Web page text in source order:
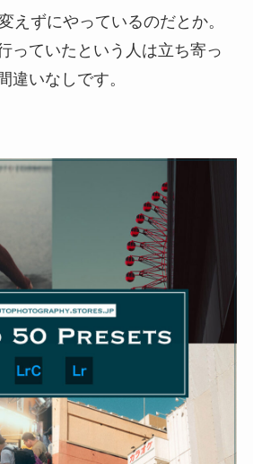
えずにやっているのだとか。
っていたという人は立ち寄っ
違いなしです。